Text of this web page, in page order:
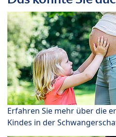
Erfahren Sie mehr über die
Kindes in der